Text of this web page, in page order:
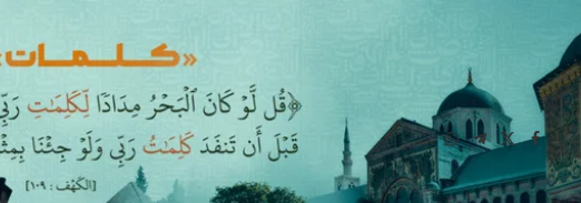
Facebook
X
(Twitter)
Telegram
WhatsApp